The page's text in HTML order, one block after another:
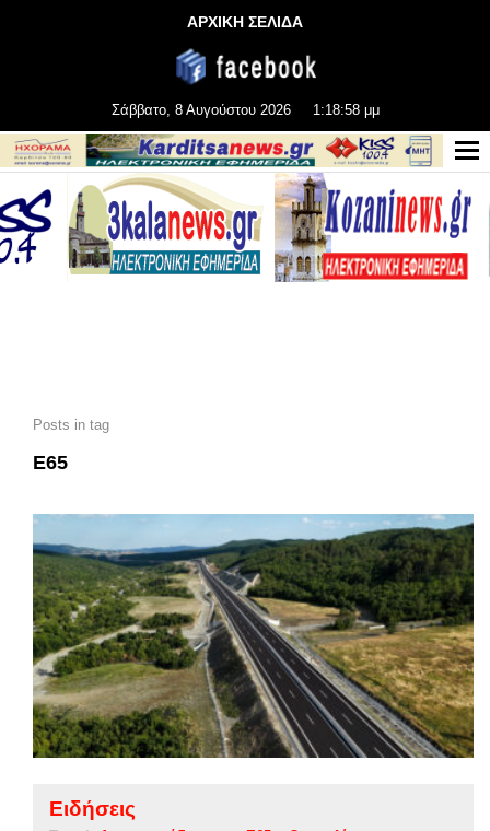
ΑΡΧΙΚΗ ΣΕΛΙΔΑ
Σάββατο, 8 Αυγούστου 2026 1:19:00 μμ
Posts in tag
Ε65
Ειδήσεις